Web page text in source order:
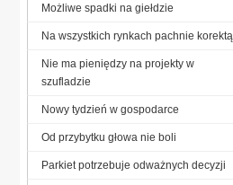
Możliwe spadki na giełdzie
Na wszystkich rynkach pachnie korektą
Nie ma pieniędzy na projekty w
szufladzie
Nowy tydzień w gospodarce
Od przybytku głowa nie boli
Parkiet potrzebuje odważnych decyzji